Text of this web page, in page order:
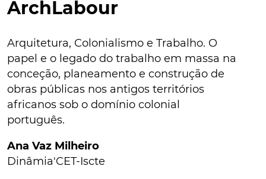
ArchLabour
Arquitetura, Colonialismo e Trabalho. O
papel e o legado do trabalho em massa na
conceção, planeamento e construção de
obras públicas nos antigos territórios
africanos sob o domínio colonial
português.
Ana Vaz Milheiro
Dinâmia'CET-Iscte